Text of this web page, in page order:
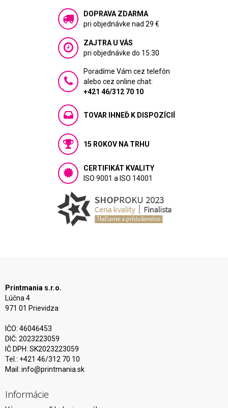
DOPRAVA ZDARMA
pri objednávke nad 29 €
ZAJTRA U VÁS
pri objednávke do 15:30
Poradíme Vám cez telefón
alebo cez online chat:
+421 46/312 70 10
TOVAR IHNEĎ K DISPOZÍCIÍ
15 ROKOV NA TRHU
CERTIFIKÁT KVALITY
ISO 9001 a ISO 14001
Printmania s.r.o.
Lúčna 4
971 01 Prievidza
IČO: 46046453
DIČ: 2023223059
IČ DPH: SK2023223059
Tel.: +421 46/312 70 10
Mail: info@printmania.sk
Informácie